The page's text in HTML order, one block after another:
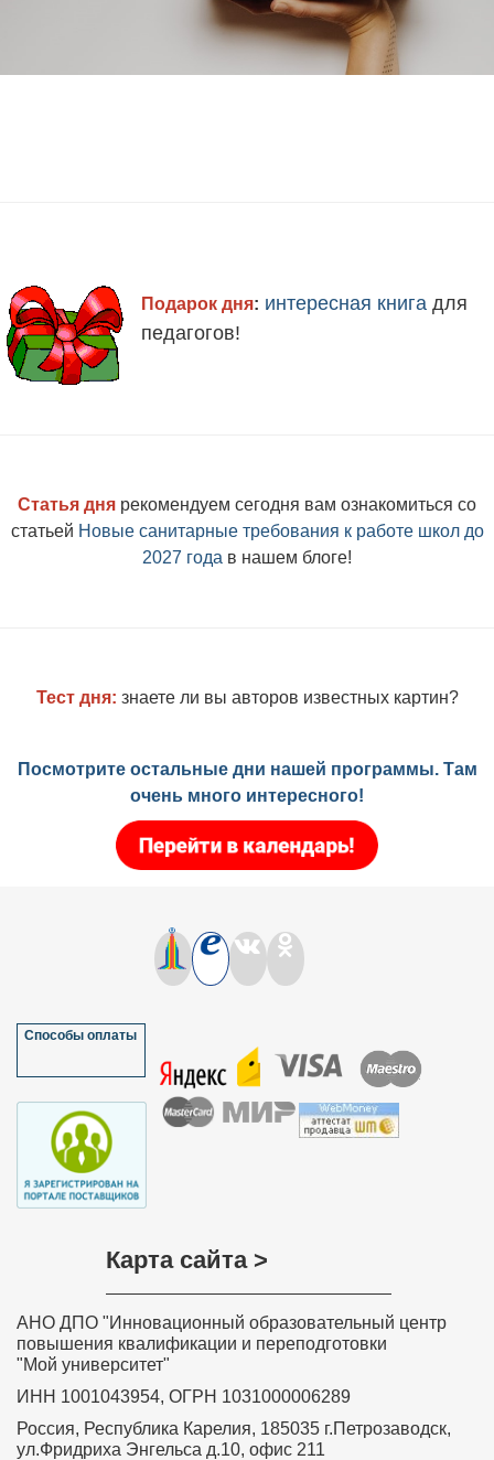
Подарок дня: интересная книга для
педагогов!
Статья дня рекомендуем сегодня вам ознакомиться со
статьей Новые санитарные требования к работе школ до
2027 года в нашем блоге!
Тест дня: знаете ли вы авторов известных картин?
Посмотрите остальные дни нашей программы. Там
очень много интересного!
Способы оплаты
Карта сайта >
АНО ДПО "Инновационный образовательный центр
повышения квалификации и переподготовки
"Мой университет"
ИНН 1001043954, ОГРН 1031000006289
Россия, Республика Карелия, 185035 г.Петрозаводск,
ул.Фридриха Энгельса д.10, офис 211